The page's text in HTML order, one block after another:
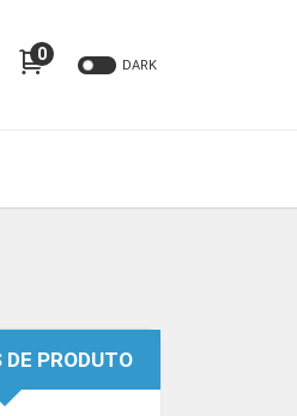
0
DARK
PRODUTO